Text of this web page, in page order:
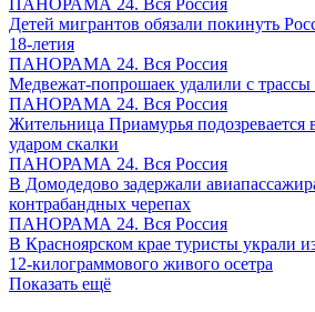
Детей мигрантов обязали покинуть
18-летия
ПАНОРАМА 24. Вся Россия
Медвежат-попрошаек удалили с
ПАНОРАМА 24. Вся Россия
Жительница Приамурья подозревается
ударом скалки
ПАНОРАМА 24. Вся Россия
В Домодедово задержали
контрабандных черепах
ПАНОРАМА 24. Вся Россия
В Красноярском крае туристы украли
12-килограммового живого осетра
Показать ещё